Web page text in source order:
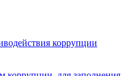
коррупции